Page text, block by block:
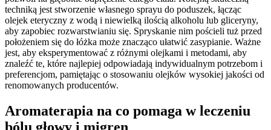
techniką jest stworzenie własnego sprayu do poduszek, łącząc
olejek eteryczny z wodą i niewielką ilością alkoholu lub gliceryny,
aby zapobiec rozwarstwianiu się. Spryskanie nim pościeli tuż przed
położeniem się do łóżka może znacząco ułatwić zasypianie. Ważne
jest, aby eksperymentować z różnymi olejkami i metodami, aby
znaleźć te, które najlepiej odpowiadają indywidualnym potrzebom i
preferencjom, pamiętając o stosowaniu olejków wysokiej jakości od
renomowanych producentów.
Aromaterapia na co pomaga w leczeniu
bólu głowy i migren